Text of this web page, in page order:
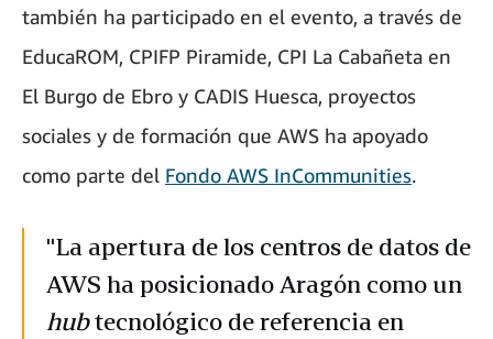
también ha participado en el evento, a través de
EducaROM, CPIFP Piramide, CPI La Cabañeta en
El Burgo de Ebro y CADIS Huesca, proyectos
sociales y de formación que AWS ha apoyado
como parte del Fondo AWS InCommunities.
"La apertura de los centros de datos de
AWS ha posicionado Aragón como un
hubtecnológico de referencia en